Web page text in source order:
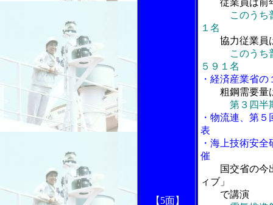
【5面】
従業員は前
このうち
１名
協力従業員
このうち
５９１名
・経済産業省
粗鋼需要量
第３四半
・物流連、第
表
・海上技術安
催
国交省の今
ィブ」
で講演